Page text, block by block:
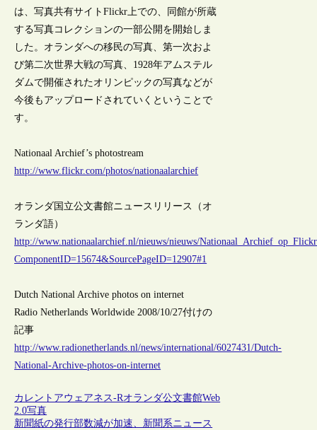
は、写真共有サイトFlickr上での、同館が所蔵
する写真コレクションの一部公開を開始しま
した。オランダへの移民の写真、第一次およ
び第二次世界大戦の写真、1928年アムステル
ダムで開催されたオリンピックの写真などが
今後もアップロードされていくということで
す。
Nationaal Archief’s photostream
http://www.flickr.com/photos/nationaalarchief
オランダ国立公文書館ニュースリリース（オ
ランダ語）
http://www.nationaalarchief.nl/nieuws/nieuws/
ComponentID=15674&SourcePageID=12907#1
Dutch National Archive photos on internet
Radio Netherlands Worldwide 2008/10/27付けの
記事
http://www.radionetherlands.nl/news/international/6027431/Dutch-
National-Archive-photos-on-internet
カレントアウェアネス-Rオランダ公文書館Web
2.0写真
新聞紙の発行部数減が加速、新聞系ニュース